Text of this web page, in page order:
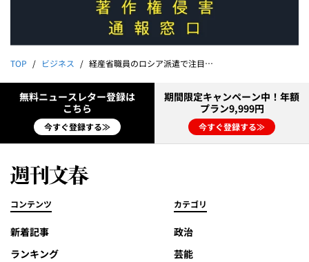
TOP ビジネス 経産省職員のロシア派遣で注目される三井物産・安永竜夫会長の皮算用《鈴木宗男氏・貴子氏との距離感は？》
無料ニュースレター登録は
こちら
今すぐ登録する≫
期間限定キャンペーン中！年額
プラン9,999円
今すぐ登録する≫
コンテンツ
新着記事
ランキング
カテゴリ
政治
芸能